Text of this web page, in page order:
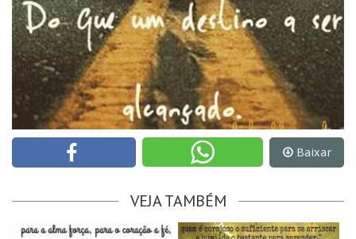
Baixar
VEJA TAMBÉM